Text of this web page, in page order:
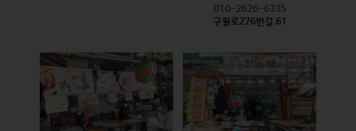
010-2626-6335
구월로276번길 61